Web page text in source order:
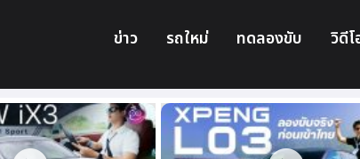
ข่าว รถใหม่ ทดลองขับ วิดีโ